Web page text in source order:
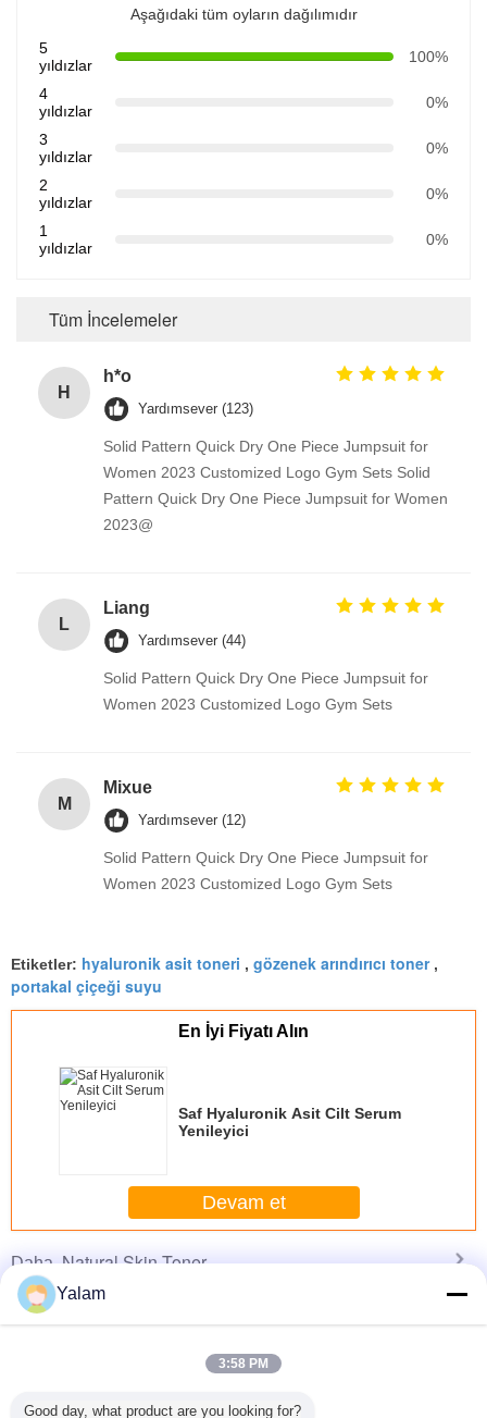
Aşağıdaki tüm oyların dağılımıdır
5
yıldızlar
100%
4
yıldızlar
0%
3
yıldızlar
0%
2
yıldızlar
0%
1
yıldızlar
0%
Tüm İncelemeler
H
h*o
Yardımsever (123)
Solid Pattern Quick Dry One Piece Jumpsuit for
Women 2023 Customized Logo Gym Sets Solid
Pattern Quick Dry One Piece Jumpsuit for Women
2023@
L
Liang
Yardımsever (44)
Solid Pattern Quick Dry One Piece Jumpsuit for
Women 2023 Customized Logo Gym Sets
M
Mixue
Yardımsever (12)
Solid Pattern Quick Dry One Piece Jumpsuit for
Women 2023 Customized Logo Gym Sets
Etiketler: hyaluronik asit toneri , gözenek arındırıcı toner,
portakal çiçeği suyu
En İyi Fiyatı Alın
Saf Hyaluronik Asit Cilt Serum
Yenileyici
Devam et
DahaNatural Skin Toner
Cream , Natural
Makeup Tattoo
Yalam
3:58 PM
Good day, what product are you looking for?